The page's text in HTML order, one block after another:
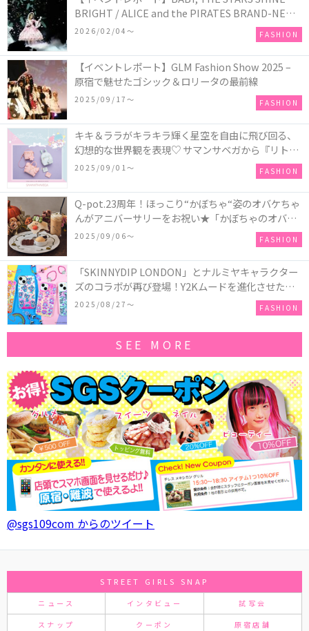
BRIGHT / ALICE and the PIRATES BRAND-NEW
COLLECTION in TOKYO
2026/02/04〜 FASHION
【イベントレポート】GLM Fashion Show 2025 –
原宿で魅せたゴシック＆ロリータの最前線
2025/09/17〜 FASHION
キキ＆ララがキラキラ輝く星空を自由に飛び回る、
幻想的な世界観を表現♡ サマンサベガから『リトル
ツインスターズ』50周年アニバーサリーイヤー』を
2025/09/01〜 FASHION
Q-pot.23周年！ほっこり“かぼちゃ“姿のオバケちゃ
んがアニバーサリーをお祝い★「かぼちゃのオバケ
ーキアクセサリー」が新発売！Q-pot CAFE.では
「かぼちゃのオバケーキプレート」も登場
2025/09/06〜 FASHION
「SKINNYDIP LONDON」とナルミヤキャラクター
ズのコラボが再び登場！Y2Kムードを進化させた新
作コレクションを発売♪
2025/08/27〜 FASHION
SEE MORE
@sgs109com からのツイート
STREET GIRLS SNAP
ニュース インタビュー 試写会
スナップ クーポン 原宿店舗